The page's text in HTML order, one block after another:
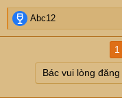
R
e
Abc12
1
Bác vui lòng